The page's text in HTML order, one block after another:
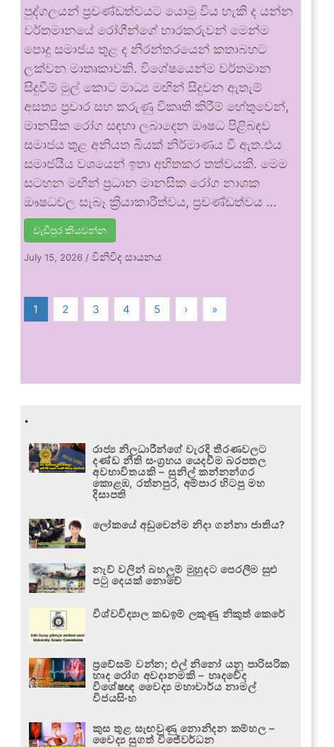
පුද්ගලයන් ප්‍රචණ්ඩත්වයට යොමු විය හැකි ද යන්න
වර්තමානයේ රෝගීන්ගේ භාරකරුවන් මෙන්ම
පොදු සමාජය තුළ ද නිරන්තරයෙන් කතාබහට
ලක්වන මාතෘකාවකි. විශේෂයෙන්ම වර්තමාන
සිදුවීම් මුල් කොට මාධ්‍ය මඟින් සිදුවන ඇතැම්
අසත්‍ය ප්‍රචාර සහ කරුණු විකෘති කිරීම් හේතුවෙන්,
මානසික රෝග සඳහා ලබාදෙන ඖෂධ පිළිබඳව
සමාජය තුළ අනියත බියක් නිර්මාණය වී ඇත.එය
සමාජයීය වශයෙන් ඉතා අහිතකර තත්වයකි. මෙම
සටහන මඟින් ප්‍රධාන මානසික රෝග නාශක
ඖෂධවල සැබෑ ක්‍රියාකාරීත්වය, ප්‍රචණ්ඩත්වය …
වැඩිපුර කියවන්න
July 15, 2026 /විනිවිද සායනය
1 2 3 4 5 › »
.
රාජ්‍ය නිලධාරීන්ගේ වැරදි තීරණවලට
දණ්ඩ නීති සංග්‍රහය යෙදවීම බරපතල
අවභාවිතයකි – සුනිල් කන්නන්ගර
කොළඹ, රත්නපුර, අම්පාර හිටපු මහ
දිසාපති
ලෝකයේ අඩුවෙන්ම නිදා ගන්නා ජාතිය?
නැව් වලින් බහලුම් මුහුදට පෙරලීම සුළු
පටු දෙයක් නොවේ
විශ්වවිද්‍යාල කඩඉම් ලකුණු නිකුත් කෙරේ
ප්‍රවේසම් වන්න; එල් නිනෝ යනු පාරිසරික
හෘද රෝග අවදානමකි – හෘදවේද
විශේෂඥ වෛද්‍ය මහාචාර්ය නාමල්
විජයසිංහ
කුස තුළ සැඟවුණු නොනිදන කම්හල –
වෛද්‍ය සුගත් විජේවර්ධන